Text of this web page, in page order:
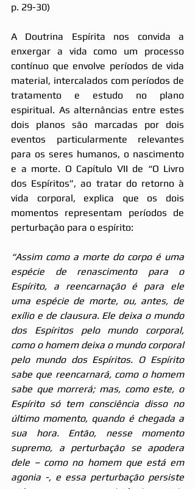
p. 29-30)
A Doutrina Espírita nos convida a
enxergar a vida como um processo
contínuo que envolve períodos de vida
material, intercalados com períodos de
tratamento e estudo no plano
espiritual. As alternâncias entre estes
dois planos são marcadas por dois
eventos particularmente relevantes
para os seres humanos, o nascimento
e a morte. O Capítulo VII de “O Livro
dos Espíritos”, ao tratar do retorno à
vida corporal, explica que os dois
momentos representam períodos de
perturbação para o espírito:
“Assim como a morte do corpo é uma
espécie de renascimento para o
Espírito, a reencarnação é para ele
uma espécie de morte, ou, antes, de
exílio e de clausura. Ele deixa o mundo
dos Espíritos pelo mundo corporal,
como o homem deixa o mundo corporal
pelo mundo dos Espíritos. O Espírito
sabe que reencarnará, como o homem
sabe que morrerá; mas, como este, o
Espírito só tem consciência disso no
último momento, quando é chegada a
sua hora. Então, nesse momento
supremo, a perturbação se apodera
dele – como no homem que está em
agonia -, e essa perturbação persiste